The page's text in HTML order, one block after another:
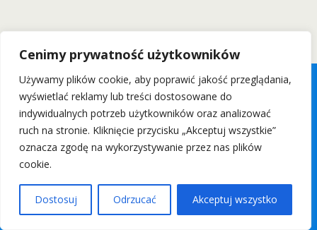
Cenimy prywatność użytkowników
Używamy plików cookie, aby poprawić jakość przeglądania,
wyświetlać reklamy lub treści dostosowane do
indywidualnych potrzeb użytkowników oraz analizować
ruch na stronie. Kliknięcie przycisku „Akceptuj wszystkie”
oznacza zgodę na wykorzystywanie przez nas plików
cookie.
Dostosuj Odrzucać Akceptuj wszystko